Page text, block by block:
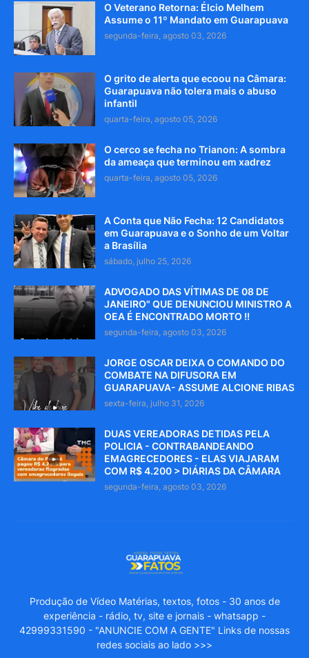
O Veterano Retorna: Élcio Melhem
Assume o 11º Mandato em Guarapuava
segunda-feira, agosto 03, 2026
O grito de alerta que ecoou na Câmara:
Guarapuava não tolera mais o abuso
infantil
quarta-feira, agosto 05, 2026
O cerco se fecha no Trianon: A sombra
da ameaça que terminou em xadrez
quarta-feira, agosto 05, 2026
A Conta que Não Fecha: 12 Candidatos
em Guarapuava e o Sonho de um Voltar
a Brasília
sábado, julho 25, 2026
ADVOGADO DAS VÍTIMAS DE 08 DE
JANEIRO" QUE DENUNCIOU MINISTRO A
OEA É ENCONTRADO MORTO !!
segunda-feira, agosto 03, 2026
JORGE OSCAR DEIXA O COMANDO DO
COMBATE NA DIFUSORA EM
GUARAPUAVA- ASSUME ALCIONE RIBAS
sexta-feira, julho 31, 2026
DUAS VEREADORAS DETIDAS PELA
POLICIA - CONTRABANDEANDO
EMAGRECEDORES - ELAS VIAJARAM
COM R$ 4.200 > DIÁRIAS DA CÂMARA
segunda-feira, agosto 03, 2026
Produção de Vídeo Matérias, textos, fotos - 30 anos de
experiência - rádio, tv, site e jornais - whatsapp -
42999331590 - "ANUNCIE COM A GENTE" Links de nossas
redes sociais ao lado >>>